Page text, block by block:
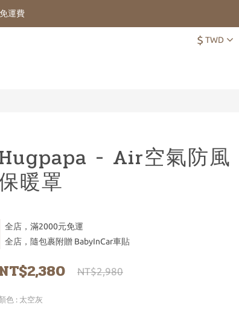
運費
$ TWD
- Air空氣防風
暖罩
全店，滿2000元免運
全店，隨包裹附贈 BabyInCar車貼
NT$2,980
色 : 太空灰